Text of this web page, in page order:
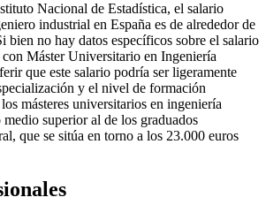
Nacional de Estadística, el salario
industrial en España es de alrededor de
bien no hay datos específicos sobre el salario
Máster Universitario en Ingeniería
que este salario podría ser ligeramente
y el nivel de formación
másteres universitarios en ingeniería
medio superior al de los graduados
que se sitúa en torno a los 23.000 euros